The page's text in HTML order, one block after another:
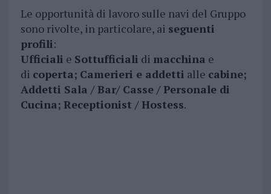
Le opportunità di lavoro sulle navi del Gruppo
sono rivolte, in particolare, ai seguenti
profili:
Ufficiali e Sottufficiali di macchina e
di coperta; Camerieri e addetti alle cabine;
Addetti Sala / Bar/ Casse / Personale di
Cucina; Receptionist / Hostess.